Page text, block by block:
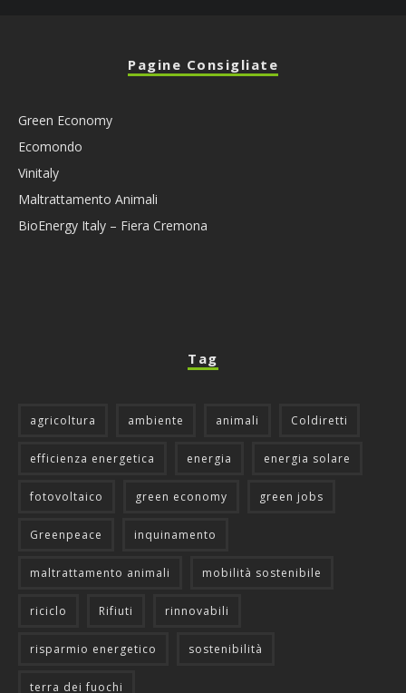
Pagine Consigliate
Green Economy
Ecomondo
Vinitaly
Maltrattamento Animali
BioEnergy Italy – Fiera Cremona
Tag
agricoltura ambiente animali Coldiretti
efficienza energetica energia energia solare
fotovoltaico green economy green jobs
Greenpeace inquinamento
maltrattamento animali mobilità sostenibile
riciclo Rifiuti rinnovabili
risparmio energetico sostenibilità
terra dei fuochi